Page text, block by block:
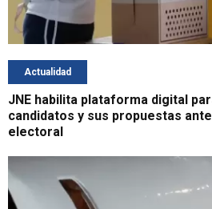
Actualidad
JNE habilita plataforma digital
candidatos y sus propuestas
electoral